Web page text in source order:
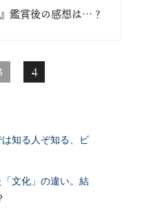
鑑賞後の感想は…？
4
知る人ぞ知る、ビ
文化」の違い。結